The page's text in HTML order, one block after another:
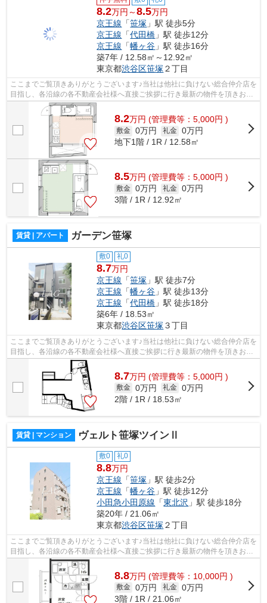
8.2万円～8.5万円
京王線 「笹塚 」駅 徒歩5分
京王線 「代田橋 」駅 徒歩12分
京王線 「幡ヶ谷 」駅 徒歩16分
築7年 / 12.58㎡～12.92㎡
東京都渋谷区笹塚 ２丁目
ここまでご覧頂きありがとうございます♪当社は他社に負けない総合仲介店を
目指し、各沿線の各不動産会社様へ直接ご挨拶に行き最新の物件を頂きお客
様へ提供しております！最新の情報は...
8.2万円 (管理費等：5,000円 )
敷金 0万円 礼金 0万円
地下1階 / 1R / 12.58㎡
8.5万円 (管理費等：5,000円 )
敷金 0万円 礼金 0万円
3階 / 1R / 12.92㎡
賃貸 | アパート ガーデン笹塚
敷0 礼0
8.7万円
京王線 「笹塚 」駅 徒歩7分
京王線 「幡ヶ谷 」駅 徒歩13分
京王線 「代田橋 」駅 徒歩18分
築6年 / 18.53㎡
東京都渋谷区笹塚３丁目
ここまでご覧頂きありがとうございます♪当社は他社に負けない総合仲介店を
目指し、各沿線の各不動産会社様へ直接ご挨拶に行き最新の物件を頂きお客
様へ提供しております！最新の情報は...
8.7万円 (管理費等：5,000円 )
敷金 0万円 礼金 0万円
2階 / 1R / 18.53㎡
賃貸 | マンション ヴェルト笹塚ツインⅡ
敷0 礼0
8.8万円
京王線 「笹塚 」駅 徒歩2分
京王線 「幡ヶ谷 」駅 徒歩12分
小田急小田原線 「東北沢 」駅 徒歩18分
築20年 / 21.06㎡
東京都渋谷区笹塚 ２丁目
ここまでご覧頂きありがとうございます♪当社は他社に負けない総合仲介店を
目指し、各沿線の各不動産会社様へ直接ご挨拶に行き最新の物件を頂きお客
様へ提供しております！最新の情報は...
8.8万円 (管理費等：10,000円 )
敷金 0万円 礼金 0万円
3階 / 1R / 21.06㎡